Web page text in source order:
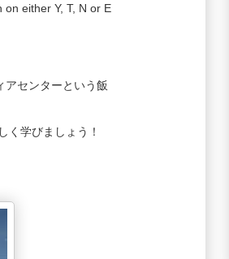
either Y, T, N or E
アセンターという飯
く学びましょう！